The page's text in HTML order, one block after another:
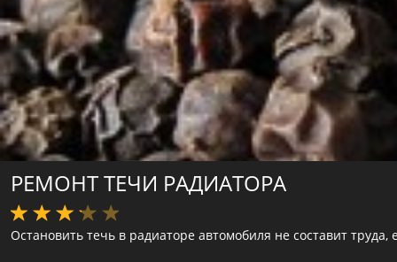
РЕМОНТ ТЕЧИ РАДИАТОРА
Остановить течь в радиаторе автомобиля не составит